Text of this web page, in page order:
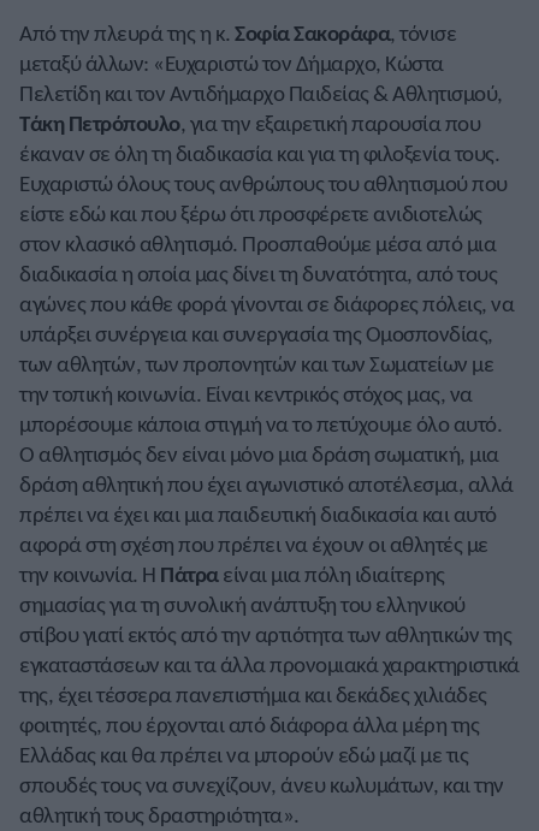
Από την πλευρά της η κ. Σοφία Σακοράφα, τόνισε
μεταξύ άλλων: «Ευχαριστώ τον Δήμαρχο, Κώστα
Πελετίδη και τον Αντιδήμαρχο Παιδείας & Αθλητισμού,
Τάκη Πετρόπουλο, για την εξαιρετική παρουσία που
έκαναν σε όλη τη διαδικασία και για τη φιλοξενία τους.
Ευχαριστώ όλους τους ανθρώπους του αθλητισμού που
είστε εδώ και που ξέρω ότι προσφέρετε ανιδιοτελώς
στον κλασικό αθλητισμό. Προσπαθούμε μέσα από μια
διαδικασία η οποία μας δίνει τη δυνατότητα, από τους
αγώνες που κάθε φορά γίνονται σε διάφορες πόλεις, να
υπάρξει συνέργεια και συνεργασία της Ομοσπονδίας,
των αθλητών, των προπονητών και των Σωματείων με
την τοπική κοινωνία. Είναι κεντρικός στόχος μας, να
μπορέσουμε κάποια στιγμή να το πετύχουμε όλο αυτό.
Ο αθλητισμός δεν είναι μόνο μια δράση σωματική, μια
δράση αθλητική που έχει αγωνιστικό αποτέλεσμα, αλλά
πρέπει να έχει και μια παιδευτική διαδικασία και αυτό
αφορά στη σχέση που πρέπει να έχουν οι αθλητές με
την κοινωνία. Η Πάτραείναι μια πόλη ιδιαίτερης
σημασίας για τη συνολική ανάπτυξη του ελληνικού
στίβου γιατί εκτός από την αρτιότητα των αθλητικών της
εγκαταστάσεων και τα άλλα προνομιακά χαρακτηριστικά
της, έχει τέσσερα πανεπιστήμια και δεκάδες χιλιάδες
φοιτητές, που έρχονται από διάφορα άλλα μέρη της
Ελλάδας και θα πρέπει να μπορούν εδώ μαζί με τις
σπουδές τους να συνεχίζουν, άνευ κωλυμάτων, και την
αθλητική τους δραστηριότητα».